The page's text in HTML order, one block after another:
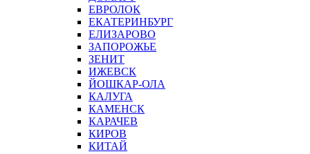
ЕВРОЛОК
ЕКАТЕРИНБУРГ
ЕЛИЗАРОВО
ЗАПОРОЖЬЕ
ЗЕНИТ
ИЖЕВСК
ЙОШКАР-ОЛА
КАЛУГА
КАМЕНСК
КАРАЧЕВ
КИРОВ
КИТАЙ